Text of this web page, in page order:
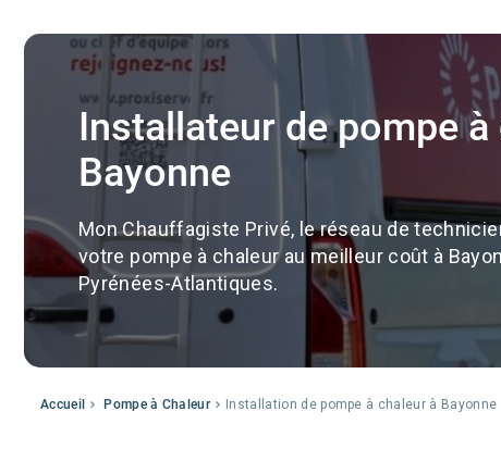
Installateur de pompe à
Bayonne
Mon Chauffagiste Privé, le réseau de
votre pompe à chaleur au meilleur coût à
Pyrénées-Atlantiques.
Accueil Pompe à Chaleur Installation de pompe à chaleur à Bayonne